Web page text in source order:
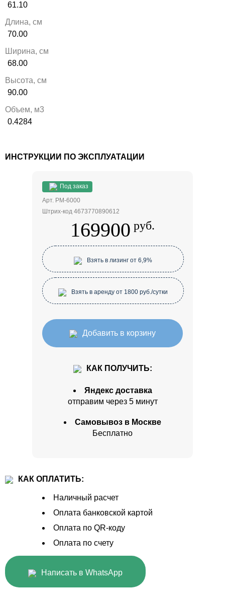
61.10
Длина, см
70.00
Ширина, см
68.00
Высота, см
90.00
Объем, м3
0.4284
ИНСТРУКЦИИ ПО ЭКСПЛУАТАЦИИ
Под заказ
Арт. PM-6000
Штрих-код 4673770890612
169900 руб.
Взять в лизинг от 6,9%
Взять в аренду от 1800 руб./сутки
Добавить в корзину
КАК ПОЛУЧИТЬ:
Яндекс доставка
отправим через 5 минут
Самовывоз в Москве
Бесплатно
КАК ОПЛАТИТЬ:
Наличный расчет
Оплата банковской картой
Оплата по QR-коду
Оплата по счету
Написать в WhatsApp